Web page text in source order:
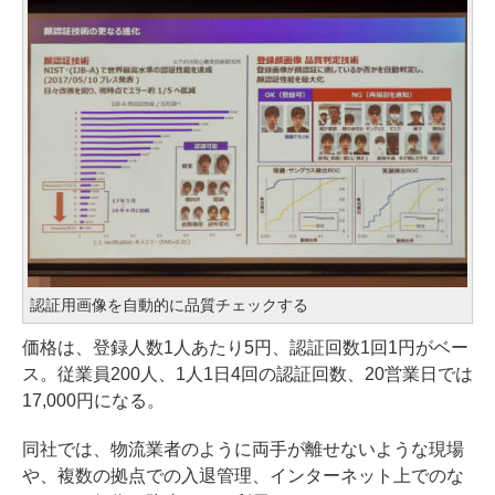
認証用画像を自動的に品質チェックする
価格は、登録人数1人あたり5円、認証回数1回1円がベー
ス。従業員200人、1人1日4回の認証回数、20営業日では
17,000円になる。
同社では、物流業者のように両手が離せないような現場
や、複数の拠点での入退管理、インターネット上でのな